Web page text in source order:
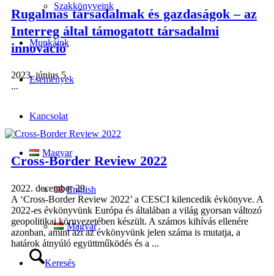
Szakkönyveink
Munkáink
Események
Kapcsolat
Magyar
English
Magyar
Keresés
Rugalmas társadalmak és gazdaságok – az
Interreg által támogatott társadalmi
innováció
2023. június 5.
...
Cross-Border Review 2022
2022. december 29.
A ‘Cross-Border Review 2022’ a CESCI kilencedik évkönyve. A
2022-es évkönyvünk Európa és általában a világ gyorsan változó
geopolitikai környezetében készült. A számos kihívás ellenére
azonban, amint azt az évkönyvünk jelen száma is mutatja, a
határok átnyúló együttműködés és a ...